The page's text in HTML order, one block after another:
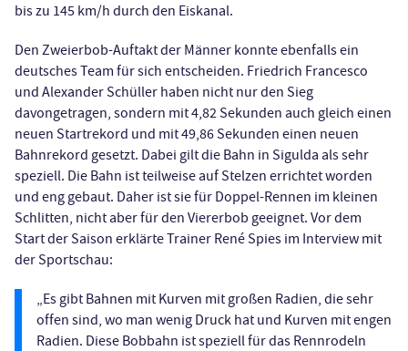
bis zu 145 km/h durch den Eiskanal.
Den Zweierbob-Auftakt der Männer konnte ebenfalls ein
deutsches Team für sich entscheiden. Friedrich Francesco
und Alexander Schüller haben nicht nur den Sieg
davongetragen, sondern mit 4,82 Sekunden auch gleich einen
neuen Startrekord und mit 49,86 Sekunden einen neuen
Bahnrekord gesetzt. Dabei gilt die Bahn in Sigulda als sehr
speziell. Die Bahn ist teilweise auf Stelzen errichtet worden
und eng gebaut. Daher ist sie für Doppel-Rennen im kleinen
Schlitten, nicht aber für den Viererbob geeignet. Vor dem
Start der Saison erklärte Trainer René Spies im Interview mit
der Sportschau:
„Es gibt Bahnen mit Kurven mit großen Radien, die sehr
offen sind, wo man wenig Druck hat und Kurven mit engen
Radien. Diese Bobbahn ist speziell für das Rennrodeln